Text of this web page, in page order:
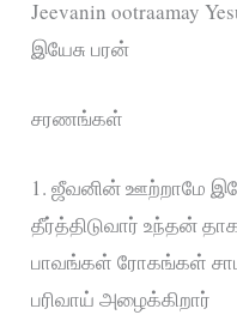
Jeevanin ootraamay
இயேசு பரன்‌
சரணங்கள்‌
1. ஜீவனின்‌ ஊற்றாமே
தீர்த்திடுவார்‌ உந்தன்‌
பாவங்கள்‌ ரோகங்கள்‌
பரிவாய்‌ அழைக்கிறார்‌